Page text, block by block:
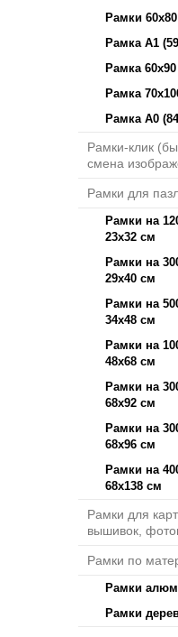
Рамки
Рамка А1
Рамка
Рамка
Рамка А0
Рамки-клик
смена
Рамки для
Рамки на
23х32 см
Рамки на
29х40 см
Рамки на
34х48 см
Рамки на
48х68 см
Рамки на
68х92 см
Рамки на
68х96 см
Рамки на
68х138 см
Рамки для
вышивок,
Рамки по
Рамки
Рамки